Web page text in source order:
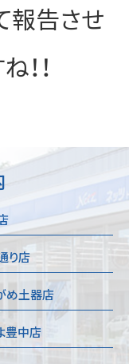
報告させ
！！
り店
め土器店
豊中店